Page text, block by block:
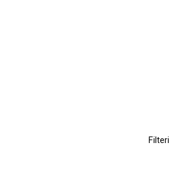
Filteri